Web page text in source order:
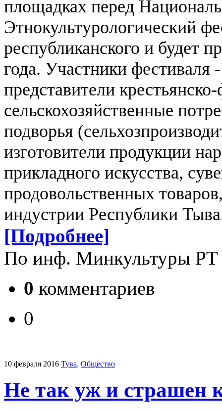
площадках перед
Этнокультурологический
республиканского и будет
года. Участники фестиваля
представители
сельскохозяйственные
подворья
изготовители продукции
прикладного искусства,
продовольственных
индустрии Республики
[Подробнее]
По инф. Минкультуры РТ
0 комментариев
0
10 февраля 2016 Тува. Общество
Не так уж и страшен